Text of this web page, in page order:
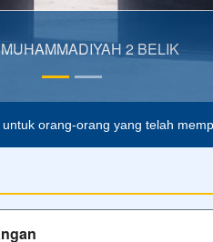
orang-orang yang telah